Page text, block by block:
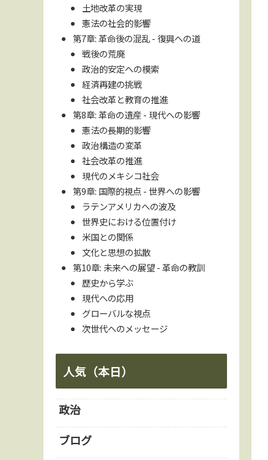
土地改革の実現
憲法の社会的影響
第7章: 革命後の混乱 - 復興への道
戦後の荒廃
政治的安定への模索
経済再建の挑戦
社会改革と教育の推進
第8章: 革命の遺産 - 現代への影響
憲法の長期的影響
政治構造の変革
社会改革の推進
現代のメキシコ社会
第9章: 国際的視点 - 世界への影響
ラテンアメリカへの波及
世界史における位置付け
米国との関係
文化と思想の拡散
第10章: 未来への展望 - 革命の教訓
歴史から学ぶ
現代への応用
グローバルな視点
次世代へのメッセージ
人気（本日）
政治
ブログ